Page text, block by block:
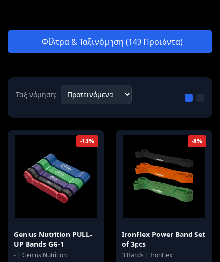
Φίλτρα & Ταξινόμηση (149 Προϊόντα)
Ταξινόμηση:
-13%
Genius Nutrition PULL-
UP Bands GG-1
- | Genius Nutrition
-8%
IronFlex Power Band Set
of 3pcs
3 Bands | IronFlex